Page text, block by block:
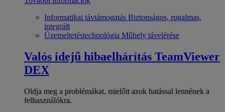
Informatikai távtámogatás Biztonságos, rugalmas,
integrált
Üzemeltetéstechnológia Műhely távelérése
Valós idejű hibaelhárítás TeamViewer
DEX
Oldja meg a problémákat, mielőtt azok hatással lennének a
felhasználókra.